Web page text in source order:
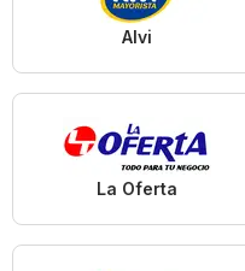
Alvi
La Oferta